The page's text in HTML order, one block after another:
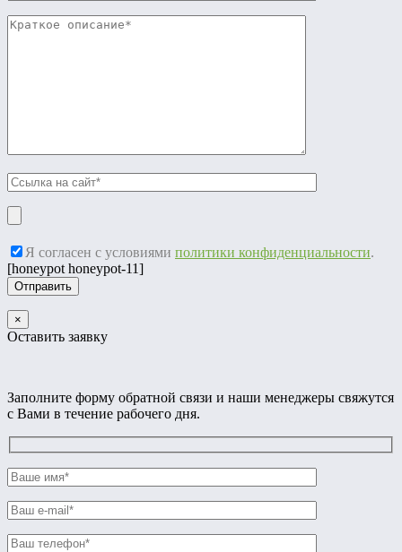
Я согласен с условиями политики конфиденциальности.
[honeypot honeypot-11]
×
Оставить заявку
Заполните форму обратной связи и наши менеджеры свяжутся
с Вами в течение рабочего дня.